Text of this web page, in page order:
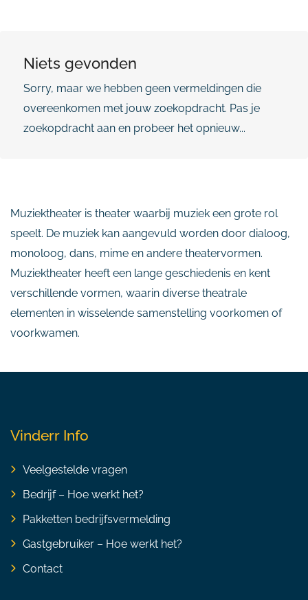
Niets gevonden
Sorry, maar we hebben geen vermeldingen die
overeenkomen met jouw zoekopdracht. Pas je
zoekopdracht aan en probeer het opnieuw...
Muziektheater is theater waarbij muziek een grote rol
speelt. De muziek kan aangevuld worden door dialoog,
monoloog, dans, mime en andere theatervormen.
Muziektheater heeft een lange geschiedenis en kent
verschillende vormen, waarin diverse theatrale
elementen in wisselende samenstelling voorkomen of
voorkwamen.
Vinderr Info
Veelgestelde vragen
Bedrijf – Hoe werkt het?
Pakketten bedrijfsvermelding
Gastgebruiker – Hoe werkt het?
Contact